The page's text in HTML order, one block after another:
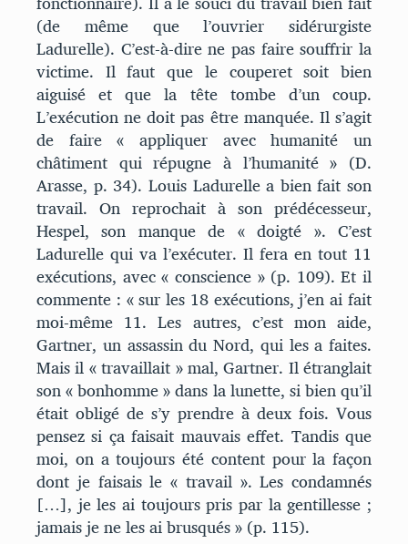
(de même que l’ouvrier sidérurgiste
Ladurelle). C’est-à-dire ne pas faire souffrir la
victime. Il faut que le couperet soit bien
aiguisé et que la tête tombe d’un coup.
L’exécution ne doit pas être manquée. Il s’agit
de faire « appliquer avec humanité un
châtiment qui répugne à l’humanité » (D.
Arasse, p. 34). Louis Ladurelle a bien fait son
travail. On reprochait à son prédécesseur,
Hespel, son manque de « doigté ». C’est
Ladurelle qui va l’exécuter. Il fera en tout 11
exécutions, avec « conscience » (p. 109). Et il
commente : « sur les 18 exécutions, j’en ai fait
moi-même 11. Les autres, c’est mon aide,
Gartner, un assassin du Nord, qui les a faites.
Mais il « travaillait » mal, Gartner. Il étranglait
son « bonhomme » dans la lunette, si bien qu’il
était obligé de s’y prendre à deux fois. Vous
pensez si ça faisait mauvais effet. Tandis que
moi, on a toujours été content pour la façon
dont je faisais le « travail ». Les condamnés
[…], je les ai toujours pris par la gentillesse ;
jamais je ne les ai brusqués » (p. 115).